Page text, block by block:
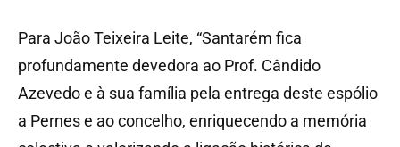
Para João Teixeira Leite, “Santarém fica
profundamente devedora ao Prof. Cândido
Azevedo e à sua família pela entrega deste espólio
a Pernes e ao concelho, enriquecendo a memória